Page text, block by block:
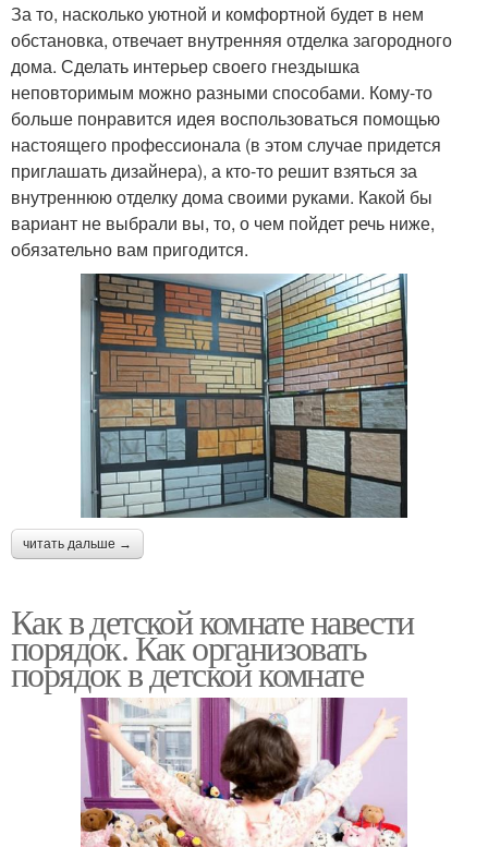
За то, насколько уютной и комфортной будет в нем
обстановка, отвечает внутренняя отделка загородного
дома. Сделать интерьер своего гнездышка
неповторимым можно разными способами. Кому-то
больше понравится идея воспользоваться помощью
настоящего профессионала (в этом случае придется
приглашать дизайнера), а кто-то решит взяться за
внутреннюю отделку дома своими руками. Какой бы
вариант не выбрали вы, то, о чем пойдет речь ниже,
обязательно вам пригодится.
читать дальше →
Как в детской комнате навести
порядок. Как организовать
порядок в детской комнате